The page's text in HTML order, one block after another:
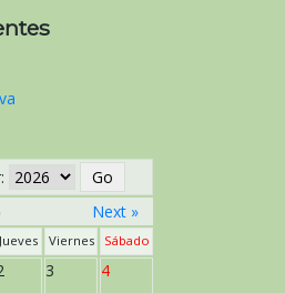
Next »
Jueves Viernes Sábado
3 4